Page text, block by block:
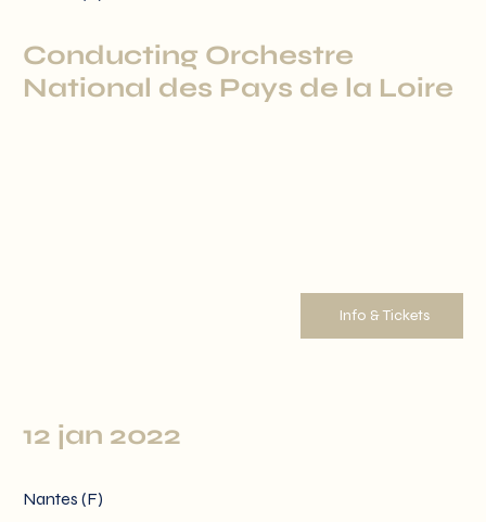
Conducting Orchestre
National des Pays de la Loire
Info & Tickets
12 jan 2022
Nantes (F)